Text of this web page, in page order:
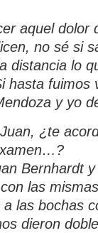
aquel dolor
no sé si
distancia lo
fuimos
y yo
¿te
Bernhardt
las
las bochas
dieron